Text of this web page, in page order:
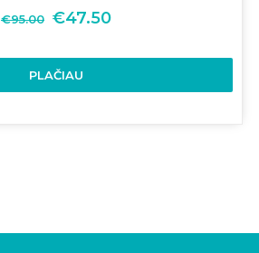
€95.00 €47.50
PLAČIAU